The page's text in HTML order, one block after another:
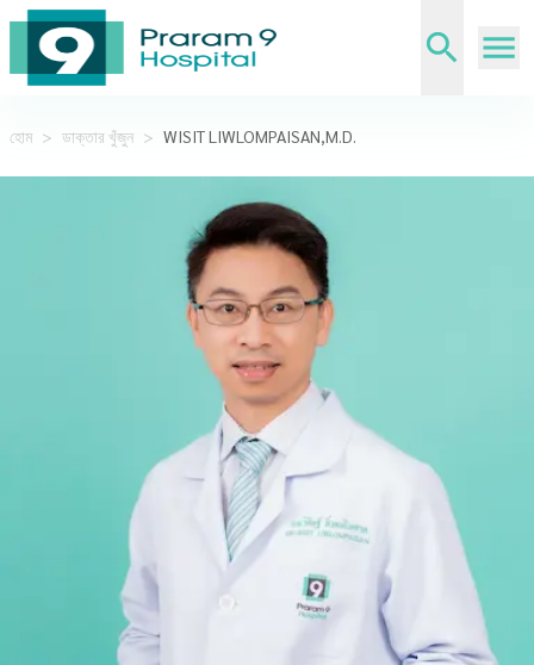
হোম > ডাক্তার খুঁজুন > WISIT LIWLOMPAISAN,M.D.